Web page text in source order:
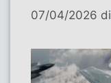
07/04/2026 di